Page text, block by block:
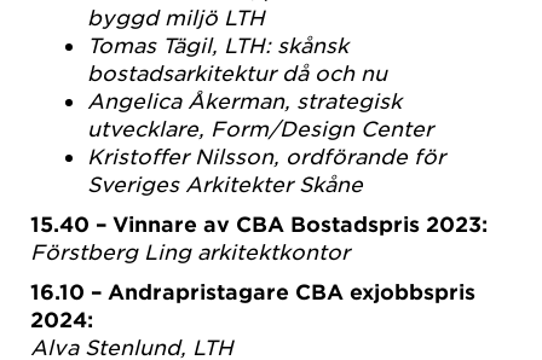
byggd miljö LTH
Tomas Tägil, LTH: skånsk
bostadsarkitektur då och nu
Angelica Åkerman, strategisk
utvecklare, Form/Design Center
Kristoffer Nilsson, ordförande för
Sveriges Arkitekter Skåne
15.40 – Vinnare av CBA Bostadspris 2023:
Förstberg Ling arkitektkontor
16.10 – Andrapristagare CBA exjobbspris
2024:
Alva Stenlund, LTH